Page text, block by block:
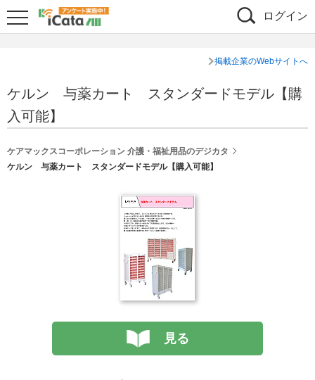
ログイン
掲載企業のWebサイトへ
ケルン 与薬カート スタンダードモデル【購
入可能】
ケアマックスコーポレーション 介護・福祉用品のデジカタ
ケルン 与薬カート スタンダードモデル【購入可能】
見る